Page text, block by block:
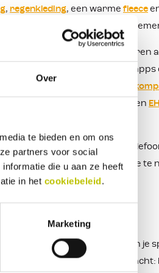
Over
te bieden en om ons
partners voor social
die u aan ze heeft
in het cookiebeleid.
Marketing
, regenkleding, een warme fleece
en zonnebrand mee te
je de kaart ruim van tevoren
Natuurlijk kun je ook GPS of apps
nodig hebt, maar neem ook een
overal pinnen), je mobiele
ook niet een camera mee te
vooraf goed te trainen. Zo zijn je
volgende algemene tips in